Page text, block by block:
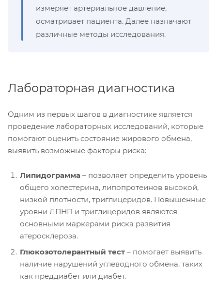
измеряет артериальное давление,
осматривает пациента. Далее назначают
различные методы исследования.
Лабораторная диагностика
Одним из первых шагов в диагностике является
проведение лабораторных исследований, которые
помогают оценить состояние жирового обмена,
выявить возможные факторы риска:
Липидограмма – позволяет определить уровень
общего холестерина, липопротеинов высокой,
низкой плотности, триглицеридов. Повышенные
уровни ЛПНП и триглицеридов являются
основными маркерами риска развития
атеросклероза.
Глюкозотолерантный тест – помогает выявить
наличие нарушений углеводного обмена, таких
как преддиабет или диабет.